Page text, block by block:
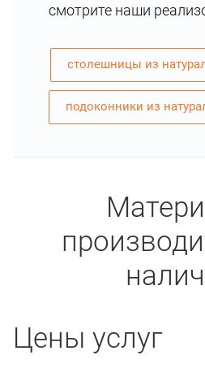
смотрите наши
столешницы из
подоконники из
Цены услуг